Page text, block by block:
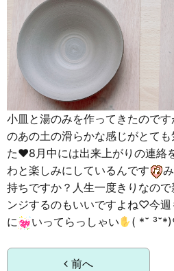
小皿と湯のみを作ってきたので
のあの土の滑らかな感じがとて
た♥️8月中には出来上がりの連絡
わと楽しみにしているんです
持ちですか？人生一度きりなの
ンジするのもいいですよね♡今週
に
いってらっしゃい ( *˘
前へ